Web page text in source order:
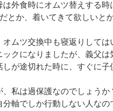
外食時にオムツ替えする時
とか、着いてきて欲しいと
ムツ交換中も寝返りしては
クになりましたが、義父は
が途切れた時に、すぐに子
私は過保護なのでしょうか
軸でしか行動しない人なの